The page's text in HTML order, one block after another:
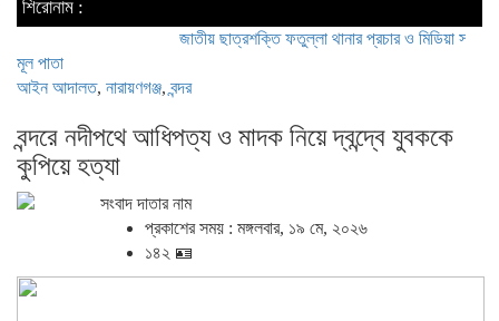
শিরোনাম :
জাতীয় ছাত্রশক্তি ফতুল্লা থানার প্রচার ও মিডিয়া সম্পাদক হলেন
মূল পাতা
আইন আদালত, নারায়ণগঞ্জ, বন্দর
বন্দরে নদীপথে আধিপত্য ও মাদক নিয়ে দ্বন্দ্বে যুবককে
কুপিয়ে হত্যা
সংবাদ দাতার নাম
প্রকাশের সময় : মঙ্গলবার, ১৯ মে, ২০২৬
১৪২ 🪪